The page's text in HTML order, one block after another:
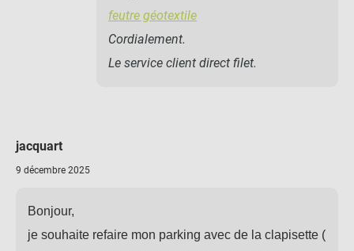
feutre géotextile
Cordialement.
Le service client direct filet.
jacquart
9 décembre 2025
Bonjour,
je souhaite refaire mon parking avec de la clapisette (